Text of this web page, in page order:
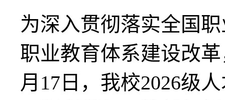
为深入贯彻落实全国
职业教育体系建设改
月17日，我校2026级